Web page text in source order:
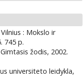
Vilnius : Mokslo ir
745 p.
žodis, 2002.
universiteto leidykla,